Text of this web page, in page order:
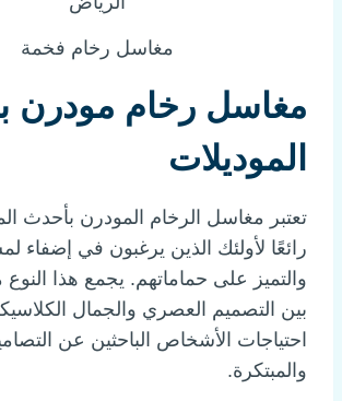
مغاسل رخام فخمة
مغاسل رخام مودرن
الموديلات
تعتبر مغاسل الرخام المودرن بأحدث
رائعًا لأولئك الذين يرغبون في إضفاء
والتميز على حماماتهم. يجمع هذا
بين التصميم العصري والجمال
احتياجات الأشخاص الباحثين عن
والمبتكرة.